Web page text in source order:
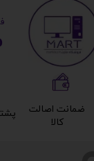
ضمانت اصالت
کالا​​​​​​​